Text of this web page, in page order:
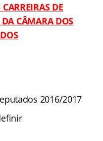
DE
CÂMARA DOS
2016/2017